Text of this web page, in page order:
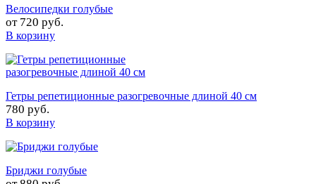
Велосипедки голубые
от 720 руб.
В корзину
Гетры репетиционные разогревочные длиной 40 см
780 руб.
В корзину
Бриджи голубые